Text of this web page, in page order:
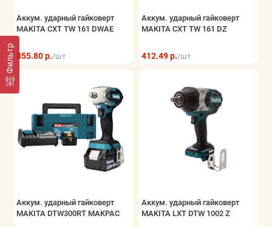
Фильтр
Аккум. ударный гайковерт
MAKITA CXT TW 161 DWAE
855.80 р./шт
Аккум. ударный гайковерт
MAKITA CXT TW 161 DZ
412.49 р./шт
Аккум. ударный гайковерт
MAKITA DTW300RT MAKPAC
Аккум. ударный гайковерт
MAKITA LXT DTW 1002 Z